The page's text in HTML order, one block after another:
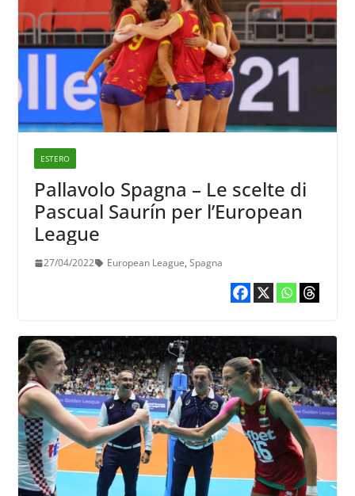
ESTERO
Pallavolo Spagna – Le scelte di
Pascual Saurín per l’European
League
27/04/2022 European League, Spagna